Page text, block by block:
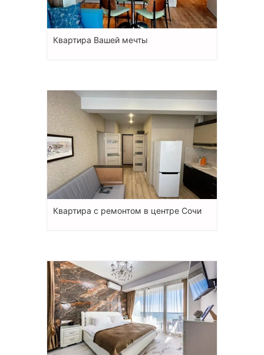
Квартира Вашей мечты
Квартира с ремонтом в центре Сочи